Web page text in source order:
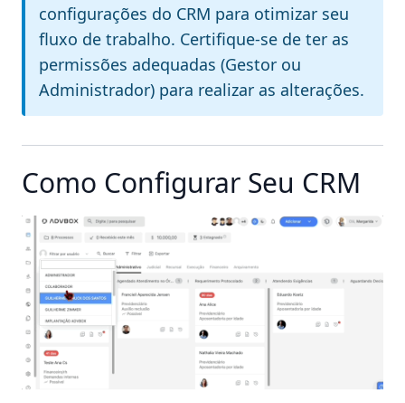
configurações do CRM para otimizar seu
fluxo de trabalho. Certifique-se de ter as
permissões adequadas (Gestor ou
Administrador) para realizar as alterações.
Como Configurar Seu CRM